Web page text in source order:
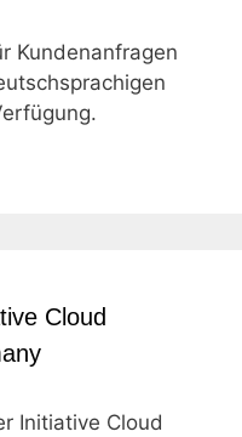
Kundenanfragen
Cloud
Initiative Cloud